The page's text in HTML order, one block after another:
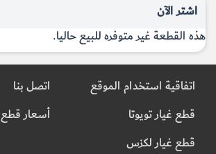
اشتر الآن
هذه القطعة غير متوفره للبيع حاليا.
اتفاقية استخدام الموقع
قطع غيار تويوتا
قطع غيار لكزس
اتصل بنا
أسعار قطع